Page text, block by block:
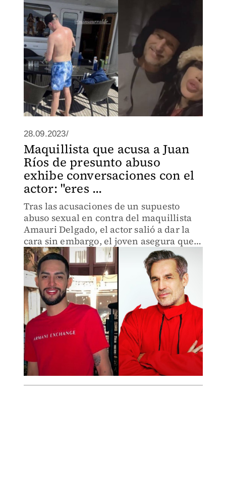
28.09.2023/
Maquillista que acusa a Juan
Ríos de presunto abuso
exhibe conversaciones con el
actor: "eres ...
Tras las acusaciones de un supuesto
abuso sexual en contra del maquillista
Amauri Delgado, el actor salió a dar la
cara sin embargo, el joven asegura que
él no miente.